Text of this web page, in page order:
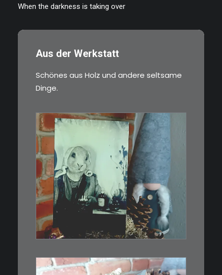
When the darkness is taking over
Aus der Werkstatt
Schönes aus Holz und andere seltsame
Dinge.
€3,00
Limitierte Auflage. Original:
Abzug von…